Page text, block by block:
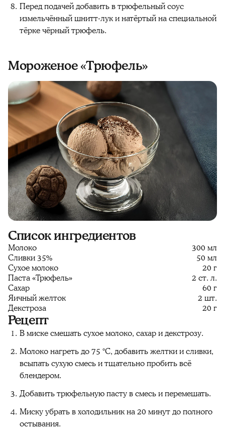
Перед подачей добавить в трюфельный соус
измельчённый шнитт-лук и натёртый на специальной
тёрке чёрный трюфель.
Мороженое «Трюфель»
Список ингредиентов
Молоко
300 мл
Сливки 35%
50 мл
Сухое молоко
20 г
Паста «Трюфель»
2 ст. л.
Сахар
60 г
Яичный желток
2 шт.
Декстроза
20 г
Рецепт
В миске смешать сухое молоко, сахар и декстрозу.
Молоко нагреть до 75 °C, добавить желтки и сливки,
всыпать сухую смесь и тщательно пробить всё
блендером.
Добавить трюфельную пасту в смесь и перемешать.
Миску убрать в холодильник на 20 минут до полного
остывания.